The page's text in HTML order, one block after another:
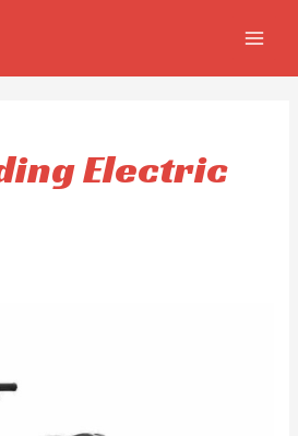
Electric